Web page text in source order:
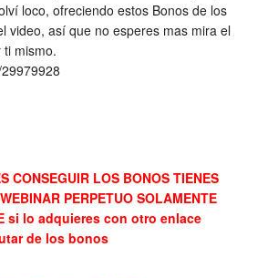
loco, ofreciendo estos Bonos de los
video, así que no esperes mas mira el
mismo.
CONSEGUIR LOS BONOS TIENES
PERPETUO SOLAMENTE
si lo adquieres con otro enlace
de los bonos